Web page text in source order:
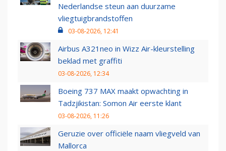
Nederlandse steun aan duurzame
vliegtuigbrandstoffen
03-08-2026, 12:41
Airbus A321neo in Wizz Air-kleurstelling
beklad met graffiti
03-08-2026, 12:34
Boeing 737 MAX maakt opwachting in
Tadzjikistan: Somon Air eerste klant
03-08-2026, 11:26
Geruzie over officiële naam vliegveld van
Mallorca